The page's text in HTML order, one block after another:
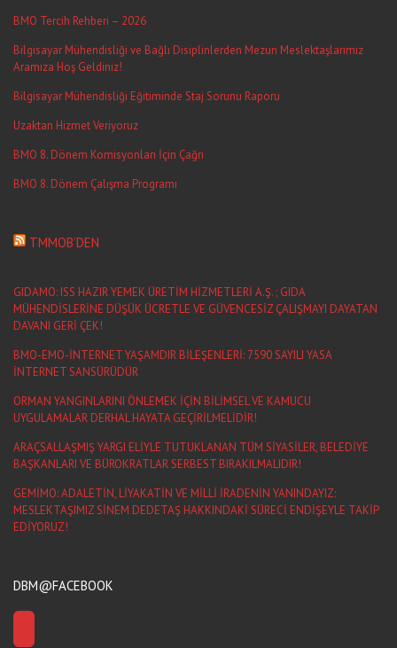
BMO Tercih Rehberi – 2026
Bilgisayar Mühendisliği ve Bağlı Disiplinlerden Mezun Meslektaşlarımız
Aramıza Hoş Geldiniz!
Bilgisayar Mühendisliği Eğitiminde Staj Sorunu Raporu
Uzaktan Hizmet Veriyoruz
BMO 8. Dönem Komisyonları İçin Çağrı
BMO 8. Dönem Çalışma Programı
TMMOB’DEN
GIDAMO: ISS HAZIR YEMEK ÜRETİM HİZMETLERİ A.Ş. ; GIDA
MÜHENDİSLERİNE DÜŞÜK ÜCRETLE VE GÜVENCESİZ ÇALIŞMAYI DAYATAN
DAVANI GERİ ÇEK!
BMO-EMO-İNTERNET YAŞAMDIR BİLEŞENLERİ: 7590 SAYILI YASA
İNTERNET SANSÜRÜDÜR
ORMAN YANGINLARINI ÖNLEMEK İÇİN BİLİMSEL VE KAMUCU
UYGULAMALAR DERHAL HAYATA GEÇİRİLMELİDİR!
ARAÇSALLAŞMIŞ YARGI ELİYLE TUTUKLANAN TÜM SİYASİLER, BELEDİYE
BAŞKANLARI VE BÜROKRATLAR SERBEST BIRAKILMALIDIR!
GEMİMO: ADALETİN, LİYAKATİN VE MİLLİ İRADENİN YANINDAYIZ:
MESLEKTAŞIMIZ SİNEM DEDETAŞ HAKKINDAKİ SÜRECİ ENDİŞEYLE TAKİP
EDİYORUZ!
DBM@FACEBOOK